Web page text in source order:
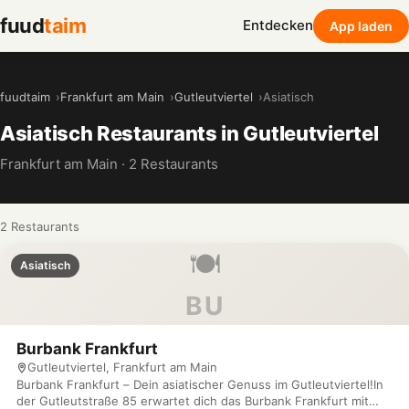
fuudtaim Entdecken App laden
fuudtaim Frankfurt am Main Gutleutviertel Asiatisch
Asiatisch Restaurants in Gutleutviertel
Frankfurt am Main · 2 Restaurants
2 Restaurants
🍽️
BU
Asiatisch
Burbank Frankfurt
Gutleutviertel, Frankfurt am Main
Burbank Frankfurt – Dein asiatischer Genuss im Gutleutviertel!In
der Gutleutstraße 85 erwartet dich das Burbank Frankfurt mit